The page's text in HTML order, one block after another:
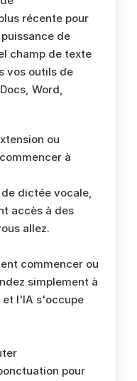
récente pour
de
champ de texte
vos outils de
Word,
ou
à
dictée vocale,
accès à des
allez.
commencer ou
simplement à
et l'IA s'occupe
pour